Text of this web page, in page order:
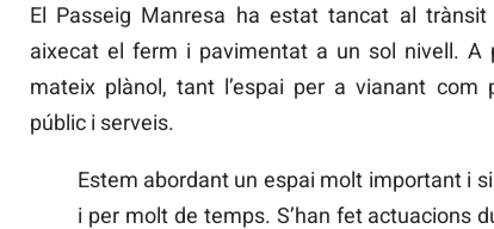
El Passeig Manresa ha estat tancat al trànsit
aixecat el ferm i pavimentat a un sol nivell. A
mateix plànol, tant l’espai per a vianant com
públic i serveis.
Estem abordant un espai molt important i
i per molt de temps. S’han fet actuacions